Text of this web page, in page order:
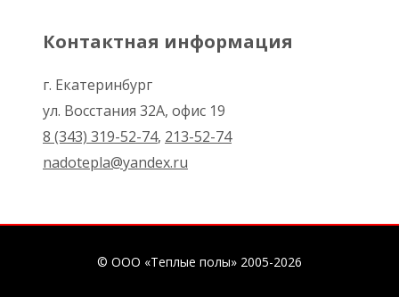
Контактная информация
г. Екатеринбург
ул. Восстания 32А, офис 19
8 (343) 319-52-74, 213-52-74
nadotepla@yandex.ru
© ООО «Теплые полы» 2005-2026